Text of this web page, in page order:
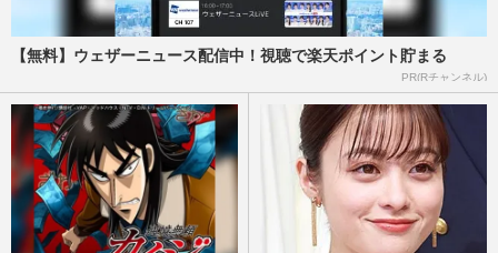
【無料】ウェザーニュース配信中！視聴で楽天ポイント貯まる
PR(Rチャンネル)